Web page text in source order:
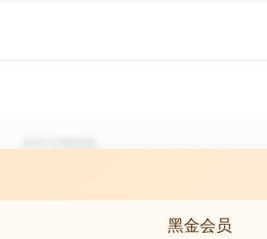
黑金会员